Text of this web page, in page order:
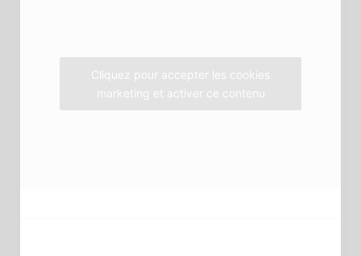
m
Cliquez pour accepter les cookies
marketing et activer ce contenu